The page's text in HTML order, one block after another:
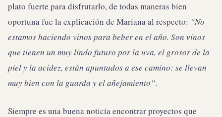
plato fuerte para disfrutarlo, de todas maneras bien
oportuna fue la explicación de Mariana al respecto: “No
estamos haciendo vinos para beber en el año. Son vinos
que tienen un muy lindo futuro por la uva, el grosor de la
piel y la acidez, están apuntados a ese camino: se llevan
muy bien con la guarda y el añejamiento”.
Siempre es una buena noticia encontrar proyectos que